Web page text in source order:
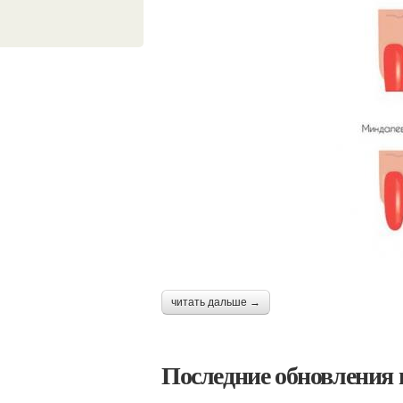
читать дальше →
Последние обновления